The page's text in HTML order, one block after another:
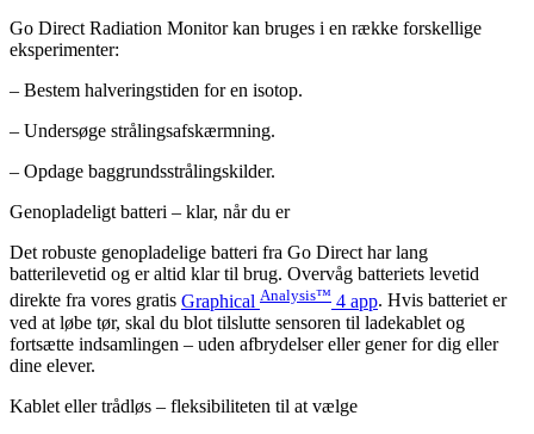
Go Direct Radiation Monitor kan bruges i en række forskellige
eksperimenter:
– Bestem halveringstiden for en isotop.
– Undersøge strålingsafskærmning.
– Opdage baggrundsstrålingskilder.
Genopladeligt batteri – klar, når du er
Det robuste genopladelige batteri fra Go Direct har lang
batterilevetid og er altid klar til brug. Overvåg batteriets levetid
direkte fra vores gratis Graphical Analysis™ 4 app. Hvis batteriet er
ved at løbe tør, skal du blot tilslutte sensoren til ladekablet og
fortsætte indsamlingen – uden afbrydelser eller gener for dig eller
dine elever.
Kablet eller trådløs – fleksibiliteten til at vælge